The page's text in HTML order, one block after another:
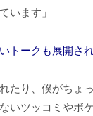
います」
ークも展開され
たり、僕がちょ
いツッコミやボ